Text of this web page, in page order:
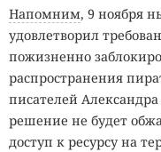
Напомним, 9 ноября
удовлетворил
пожизненно
распространения
писателей
решение не будет
доступ к ресурсу на